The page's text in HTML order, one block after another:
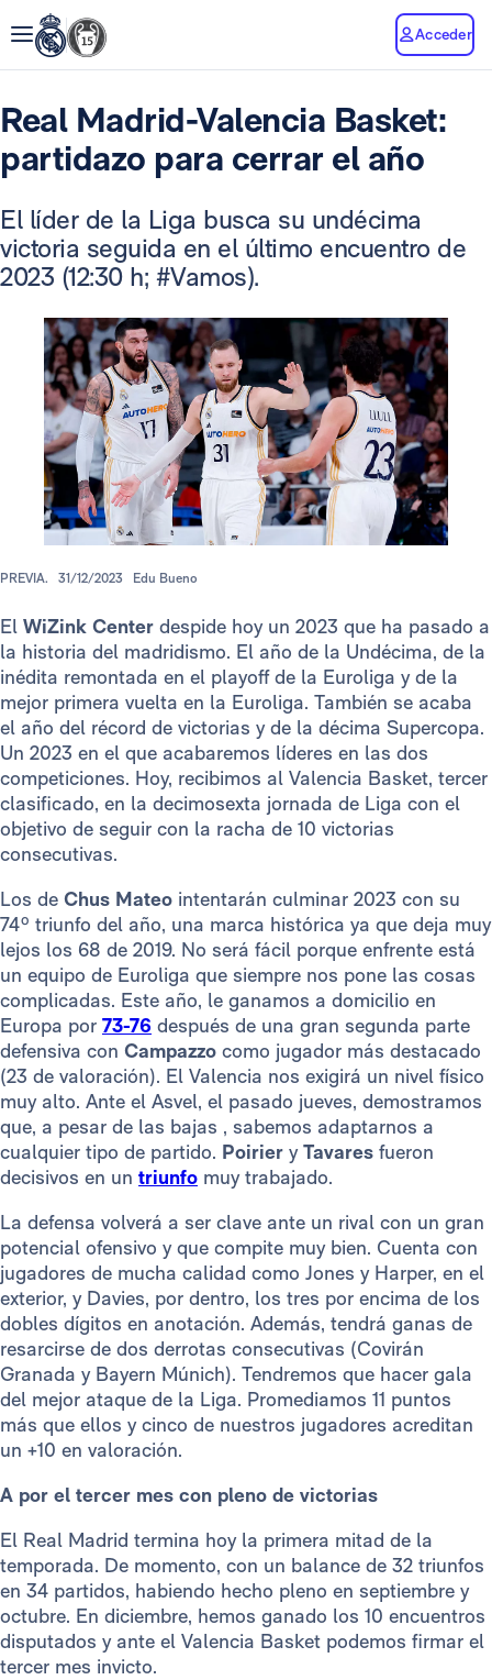
Acceder
Real Madrid-Valencia Basket:
partidazo para cerrar el año
El líder de la Liga busca su undécima
victoria seguida en el último encuentro de
2023 (12:30 h; #Vamos).
PREVIA. 31/12/2023 Edu Bueno
El WiZink Center despide hoy un 2023 que ha pasado a
la historia del madridismo. El año de la Undécima, de la
inédita remontada en el playoff de la Euroliga y de la
mejor primera vuelta en la Euroliga. También se acaba
el año del récord de victorias y de la décima Supercopa.
Un 2023 en el que acabaremos líderes en las dos
competiciones. Hoy, recibimos al Valencia Basket, tercer
clasificado, en la decimosexta jornada de Liga con el
objetivo de seguir con la racha de 10 victorias
consecutivas.
Los de Chus Mateo intentarán culminar 2023 con su
74º triunfo del año, una marca histórica ya que deja muy
lejos los 68 de 2019. No será fácil porque enfrente está
un equipo de Euroliga que siempre nos pone las cosas
complicadas. Este año, le ganamos a domicilio en
Europa por 73-76 después de una gran segunda parte
defensiva con Campazzo como jugador más destacado
(23 de valoración). El Valencia nos exigirá un nivel físico
muy alto. Ante el Asvel, el pasado jueves, demostramos
que, a pesar de las bajas , sabemos adaptarnos a
cualquier tipo de partido. Poirier yTavares fueron
decisivos en un triunfo muy trabajado.
La defensa volverá a ser clave ante un rival con un gran
potencial ofensivo y que compite muy bien. Cuenta con
jugadores de mucha calidad como Jones y Harper, en el
exterior, y Davies, por dentro, los tres por encima de los
dobles dígitos en anotación. Además, tendrá ganas de
resarcirse de dos derrotas consecutivas (Covirán
Granada y Bayern Múnich). Tendremos que hacer gala
del mejor ataque de la Liga. Promediamos 11 puntos
más que ellos y cinco de nuestros jugadores acreditan
un +10 en valoración.
A por el tercer mes con pleno de victorias
El Real Madrid termina hoy la primera mitad de la
temporada. De momento, con un balance de 32 triunfos
en 34 partidos, habiendo hecho pleno en septiembre y
octubre. En diciembre, hemos ganado los 10 encuentros
disputados y ante el Valencia Basket podemos firmar el
tercer mes invicto.